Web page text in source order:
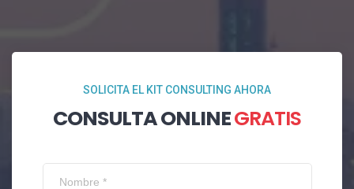
SOLICITA EL KIT CONSULTING AHORA
CONSULTA ONLINEGRATIS